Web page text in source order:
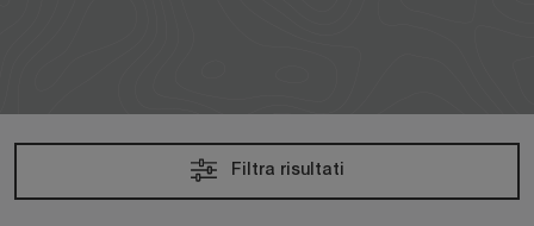
Filtra risultati